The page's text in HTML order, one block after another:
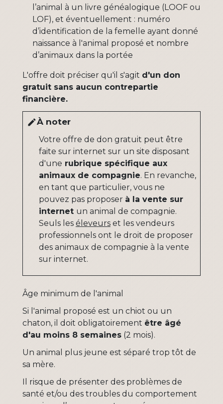
l’animal à un livre généalogique (LOOF ou
LOF), et éventuellement : numéro
d’identification de la femelle ayant donné
naissance à l'animal proposé et nombre
d’animaux dans la portée
L'offre doit préciser qu'il s'agit d'un don
gratuit sans aucun contrepartie
financière.
editÀ noter
Votre offre de don gratuit peut être
faite sur internet sur un site disposant
d'une rubrique spécifique aux
animaux de compagnie. En revanche,
en tant que particulier, vous ne
pouvez pas proposer à la vente sur
internet un animal de compagnie.
Seuls les éleveurs et les vendeurs
professionnels ont le droit de proposer
des animaux de compagnie à la vente
sur internet.
Âge minimum de l'animal
Si l'animal proposé est un chiot ou un
chaton, il doit obligatoirement être âgé
d'au moins 8 semaines (2 mois).
Un animal plus jeune est séparé trop tôt de
sa mère.
Il risque de présenter des problèmes de
santé et/ou des troubles du comportement